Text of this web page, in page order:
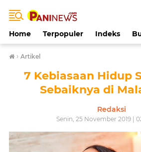
Home Terpopuler Indeks
› Artikel
7 Kebiasaan Hidup
Sebaiknya di
Redaksi
Senin, 25 November 2019 |